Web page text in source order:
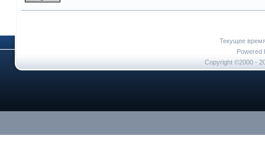
Текущее
Powered
Copyright ©2000 -